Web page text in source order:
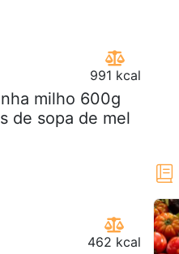
991 kcal
milho 600g
de sopa de mel
462 kcal